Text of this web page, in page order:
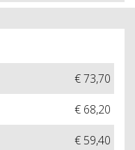
€ 73,70
€ 68,20
€ 59,40